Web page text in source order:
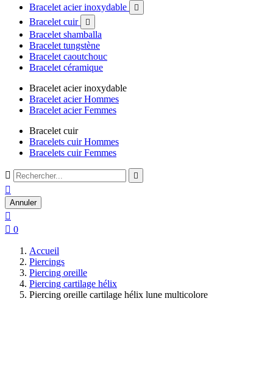
Bracelet acier inoxydable

Bracelet cuir 
Bracelet shamballa
Bracelet tungstène
Bracelet caoutchouc
Bracelet céramique
Bracelet acier inoxydable
Bracelet acier Hommes
Bracelet acier Femmes
Bracelet cuir
Bracelets cuir Hommes
Bracelets cuir Femmes
 

Annuler

 0
Accueil
Piercings
Piercing oreille
Piercing cartilage hélix
Piercing oreille cartilage hélix lune multicolore